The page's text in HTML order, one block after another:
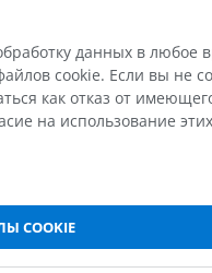
заднего
MPT
ПРЕМИУМ
данных в любое
cookie. Если вы не
как отказ от
на использование
COOKIE